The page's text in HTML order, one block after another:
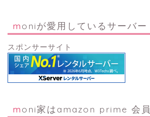
moniが愛用しているサーバー
スポンサーサイト
moni家はamazon prime 会員